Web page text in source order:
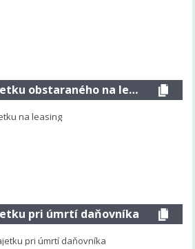
Odpisovanie majetku obstaraného na leasing
na leasing
pri úmrtí daňovníka
pri úmrtí daňovníka